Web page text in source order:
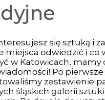
się sztuką i
miejsca odwiedzić i co
w Katowicach, mamy
Po pierwsze
zestawienie
śląskich galerii sztuki